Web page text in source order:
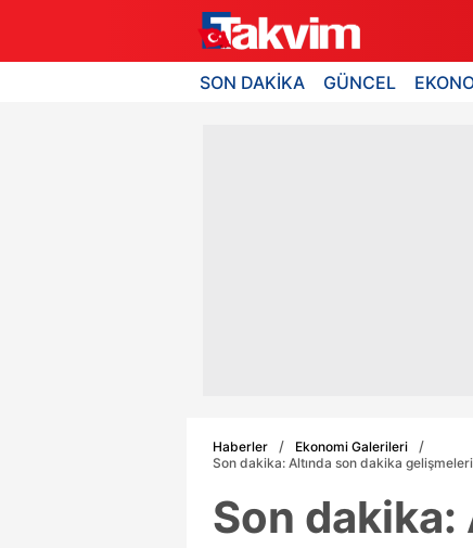
SON DAKİKA GÜNCEL
Haberler
Ekonomi Galerileri
Son dakika: Altında son dakika
Son dakika: